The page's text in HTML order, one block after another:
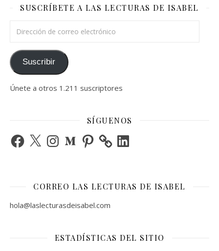
SUSCRÍBETE A LAS LECTURAS DE ISABEL
Suscribir
Únete a otros 1.211 suscriptores
SÍGUENOS
Facebook
X InstagramMediumPinterest LinkedIn
CORREO LAS LECTURAS DE ISABEL
hola@laslecturasdeisabel.com
ESTADÍSTICAS DEL SITIO